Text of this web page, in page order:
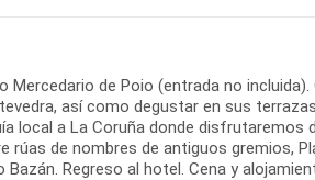
Mercedario de Poio (entrada no
así como degustar en sus
local a La Coruña donde disfrutaremos
rúas de nombres de antiguos gremios,
Regreso al hotel. Cena y